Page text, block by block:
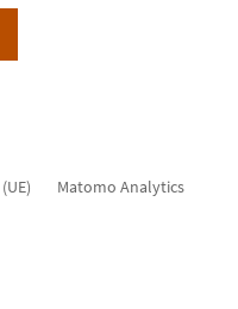
Matomo Analytics